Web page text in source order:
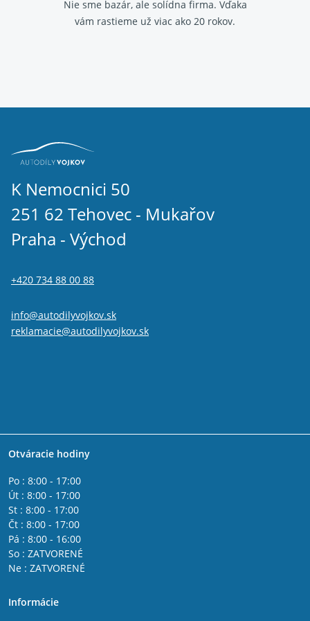
Nie sme bazár, ale solídna firma. Vďaka
vám rastieme už viac ako 20 rokov.
K Nemocnici 50
251 62 Tehovec - Mukařov
Praha - Východ
+420 734 88 00 88
info@autodilyvojkov.sk
reklamacie@autodilyvojkov.sk
Otváracie hodiny
Po : 8:00 - 17:00
Út : 8:00 - 17:00
St : 8:00 - 17:00
Čt : 8:00 - 17:00
Pá : 8:00 - 16:00
So : ZATVORENÉ
Ne : ZATVORENÉ
Informácie